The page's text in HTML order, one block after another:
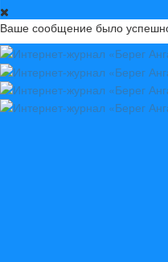
Ваше сообщение было